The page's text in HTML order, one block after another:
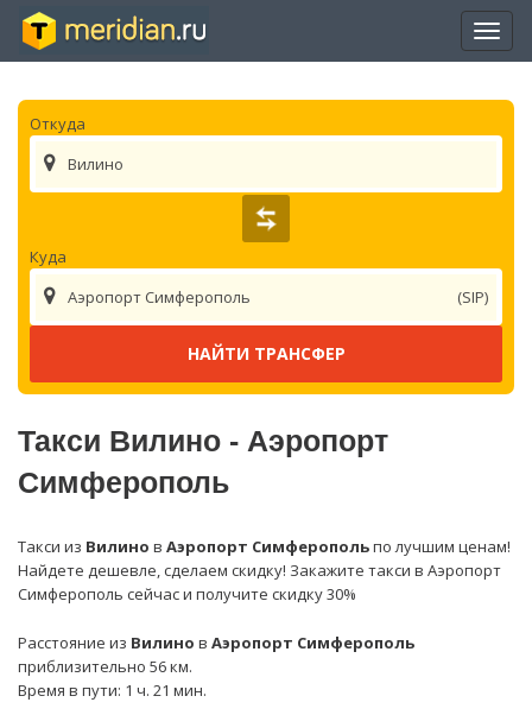
Откуда
Вилино
Куда
(SIP)
Аэропорт Симферополь
Такси Вилино - Аэропорт
Симферополь
Такси из Вилино в Аэропорт Симферопольпо лучшим ценам!
Найдете дешевле, сделаем скидку! Закажите такси в Аэропорт
Симферополь сейчас и получите скидку 30%
Расстояние из Вилино в Аэропорт Симферополь
приблизительно 56 км.
Время в пути: 1 ч. 21 мин.